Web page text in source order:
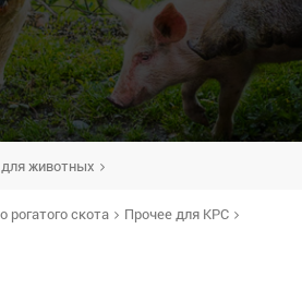
животных
рогатого скота Прочее для КРС